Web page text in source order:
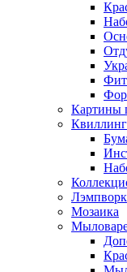
Картины
Квиллинг
Лэмпворк
Мозаика